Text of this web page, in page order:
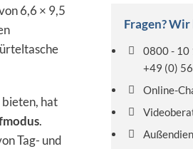
6,6 × 9,5
hat
.
Tag- und
Fragen?
0800 - 10
+49 (0)
Online-